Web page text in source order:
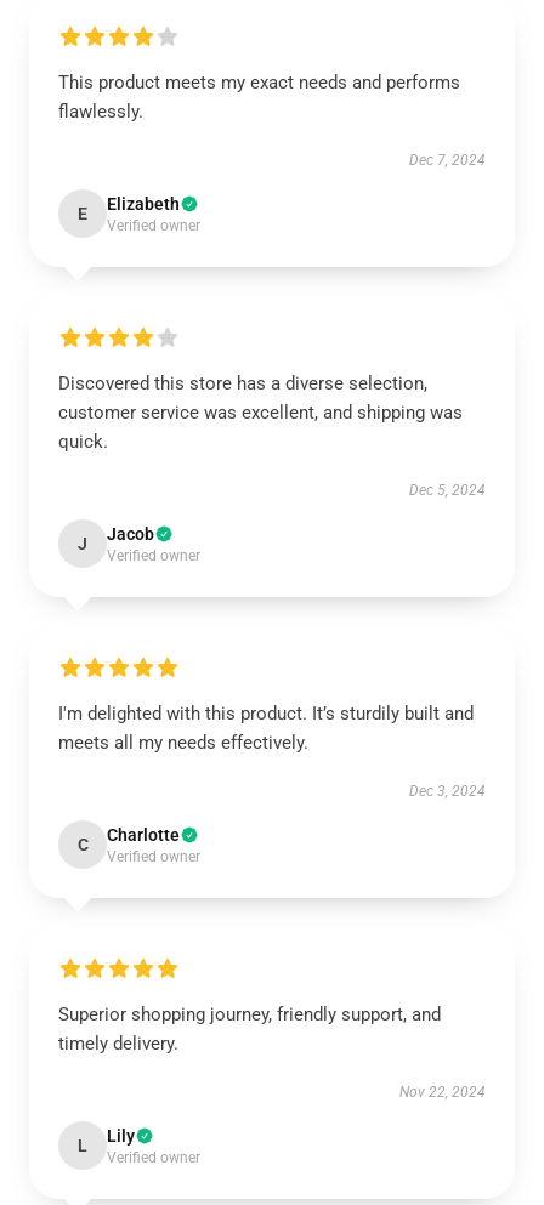
This product meets my exact needs and performs
flawlessly.
Dec 7, 2024
E Elizabeth
Verified owner
Discovered this store has a diverse selection,
customer service was excellent, and shipping was
quick.
Dec 5, 2024
J Jacob
Verified owner
I'm delighted with this product. It’s sturdily built and
meets all my needs effectively.
Dec 3, 2024
C Charlotte
Verified owner
Superior shopping journey, friendly support, and
timely delivery.
Nov 22, 2024
L Lily
Verified owner